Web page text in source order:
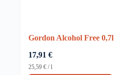
Gordon Alcohol Free 0,7l
17,91 €
25,59 € /l